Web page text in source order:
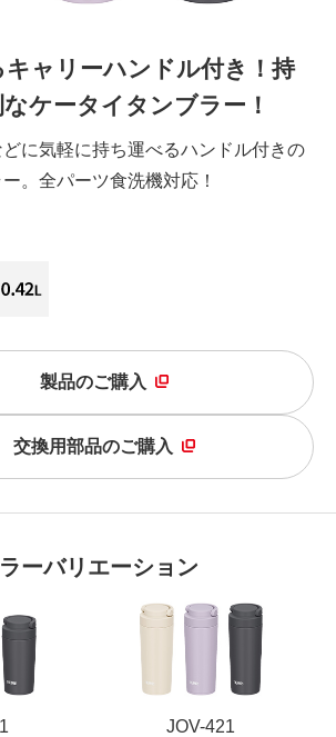
ャリーハンドル付き！持
ケータイタンブラー！
に気軽に持ち運べるハンドル付きの
。全パーツ食洗機対応！
製品のご購入
交換用部品のご購入
ーバリエーション
JOV-421